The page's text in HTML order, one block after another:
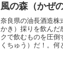
風の森（かぜ
奈良県の油長酒造株
かき）採りを飲んだ
クで飲むものを圧
くちゅう）だ！。何